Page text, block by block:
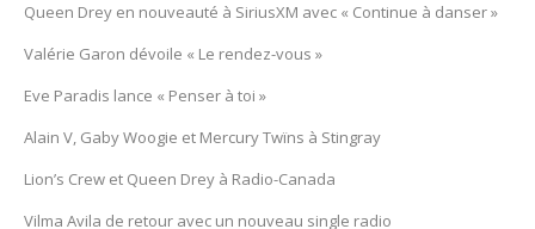
Queen Drey en nouveauté à SiriusXM avec « Continue à danser »
Valérie Garon dévoile « Le rendez-vous »
Eve Paradis lance « Penser à toi »
Alain V, Gaby Woogie et Mercury Twïns à Stingray
Lion’s Crew et Queen Drey à Radio-Canada
Vilma Avila de retour avec un nouveau single radio